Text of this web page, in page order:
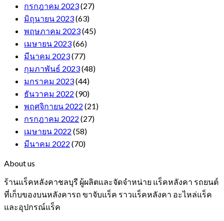
กรกฎาคม 2023(27)
มิถุนายน 2023(63)
พฤษภาคม 2023(45)
เมษายน 2023(66)
มีนาคม 2023(77)
กุมภาพันธ์ 2023(48)
มกราคม 2023(44)
ธันวาคม 2022 (90)
พฤศจิกายน 2022 (21)
กรกฎาคม 2022 (27)
เมษายน 2022 (58)
มีนาคม 2022 (70)
About us
ร้านแร็คหลังคาชลบุรี ผู้ผลิตและจัดจำหน่าย แร็คหลังคา รถยนต์
ที่เก็บของบนหลังคารถ ขาจับแร็ค ราวแร็คหลังคา อะไหล่แร็ค
และอุปกรณ์แร็ค